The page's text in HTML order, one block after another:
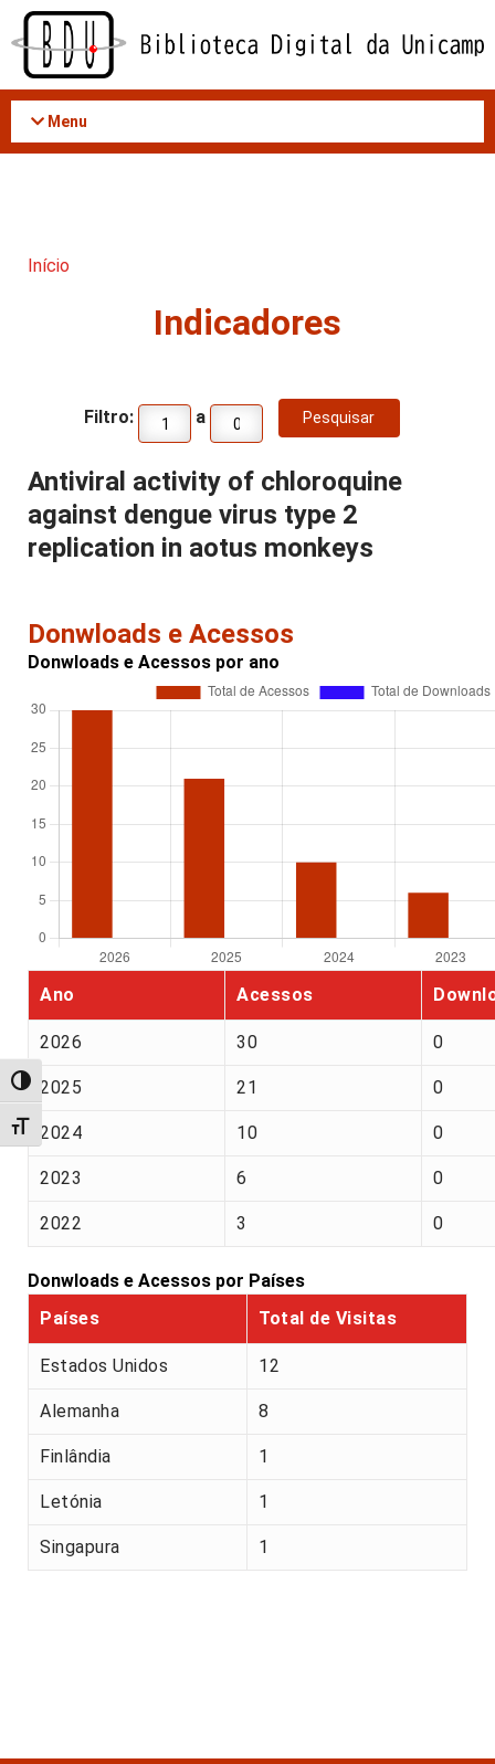
Acessar
conteúdo
Alternar alto contraste
Alternar tamanho da fonte
Menu
Início
Indicadores
Filtro: a
Antiviral activity of chloroquine
against dengue virus type 2
replication in aotus monkeys
Donwloads e Acessos
Donwloads e Acessos por ano
Ano Acessos
2026 30 0
2025 21 0
2024 10 0
2023 6 0
2022 3 0
Donwloads e Acessos por Países
Países
Total de Visitas
Estados Unidos 12
Alemanha 8
Finlândia 1
Letónia 1
Singapura 1